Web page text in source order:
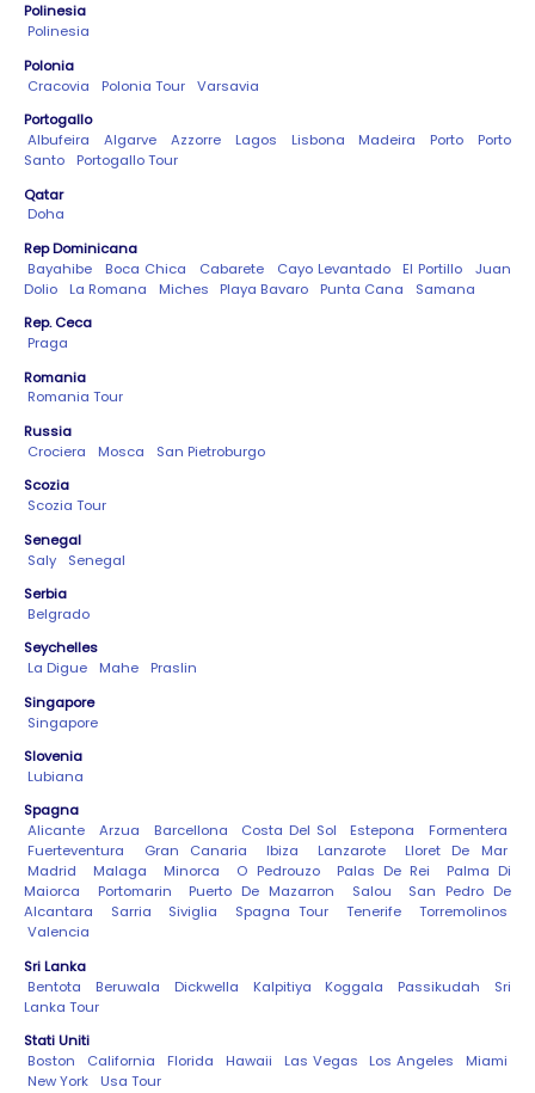
Polinesia
Polinesia
Polonia
Cracovia
Polonia Tour
Varsavia
Portogallo
Albufeira
Algarve Azzorre Lagos Lisbona Madeira Porto
Porto
Santo
Portogallo Tour
Qatar
Doha
Rep Dominicana
Bayahibe
Boca Chica Cabarete Cayo Levantado El Portillo
Juan
Dolio
La Romana Miches Playa Bavaro Punta Cana
Samana
Rep. Ceca
Praga
Romania
Romania Tour
Russia
Crociera
Mosca
San Pietroburgo
Scozia
Scozia Tour
Senegal
Saly
Senegal
Serbia
Belgrado
Seychelles
La Digue
Mahe
Praslin
Singapore
Singapore
Slovenia
Lubiana
Spagna
Alicante
Arzua Barcellona Costa Del Sol Estepona
Formentera
Fuerteventura
Gran Canaria Ibiza Lanzarote
Lloret De Mar
Madrid
Malaga Minorca O Pedrouzo Palas De Rei
Palma Di
Maiorca
Portomarin Puerto De Mazarron Salou
San Pedro De
Alcantara
Sarria Siviglia Spagna Tour Tenerife
Torremolinos
Valencia
Sri Lanka
Bentota
Beruwala Dickwella Kalpitiya Koggala Passikudah
Sri
Lanka Tour
Stati Uniti
Boston
California Florida Hawaii Las Vegas Los Angeles
Miami
New York
Usa Tour